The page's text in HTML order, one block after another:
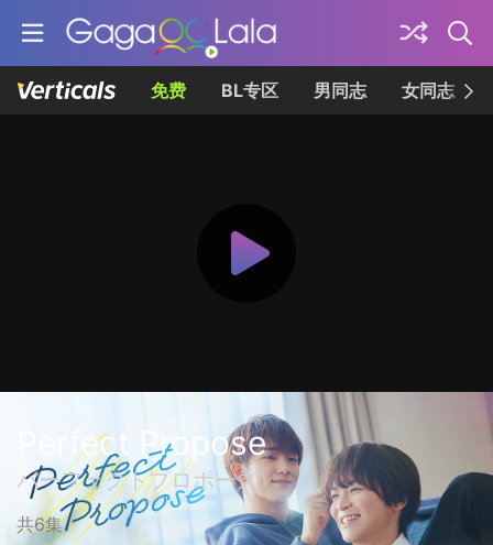
免费 BL专区 男同志 女同志
Perfect Propose
パーフェクトプロポーズ
共6集